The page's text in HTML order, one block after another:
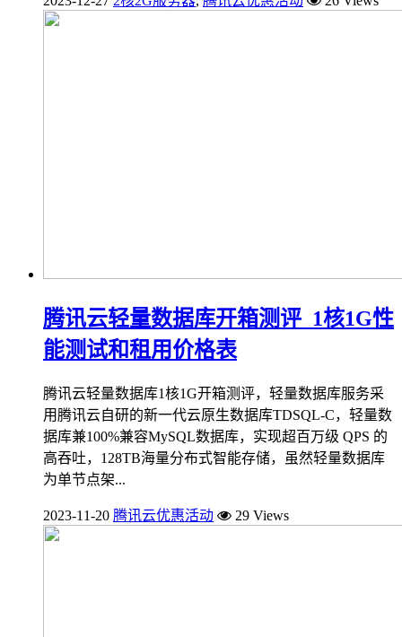
腾讯云轻量数据库开箱测评_1核1G性
能测试和租用价格表
腾讯云轻量数据库1核1G开箱测评，轻量数据库服务采
用腾讯云自研的新一代云原生数据库TDSQL-C，轻量数
据库兼100%兼容MySQL数据库，实现超百万级 QPS 的
高吞吐，128TB海量分布式智能存储，虽然轻量数据库
为单节点架...
2023-11-20 腾讯云优惠活动 29 Views